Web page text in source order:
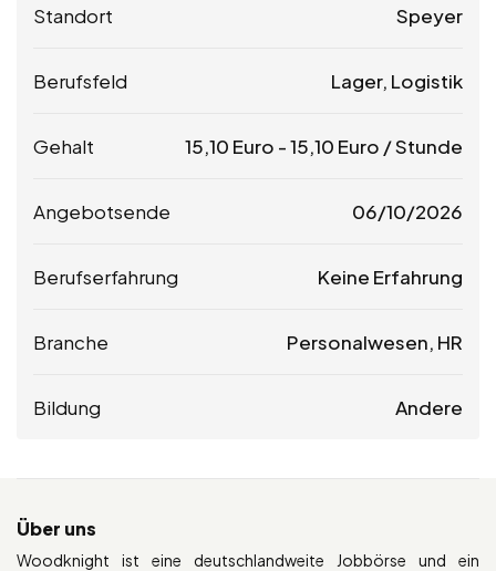
Standort Speyer
Berufsfeld Lager, Logistik
Gehalt 15,10 Euro -15,10 Euro / Stunde
Angebotsende 06/10/2026
Berufserfahrung Keine Erfahrung
Branche Personalwesen, HR
Bildung Andere
Über uns
Woodknight ist eine deutschlandweite Jobbörse und ein